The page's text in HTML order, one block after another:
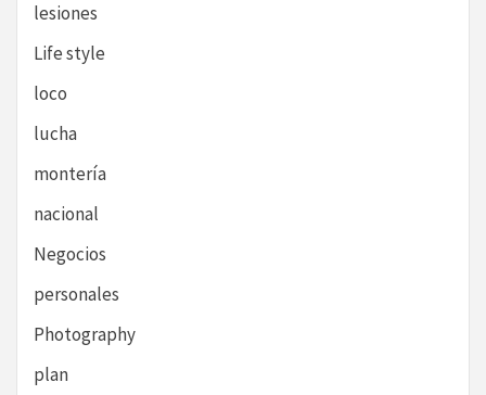
lesiones
Life style
loco
lucha
montería
nacional
Negocios
personales
Photography
plan